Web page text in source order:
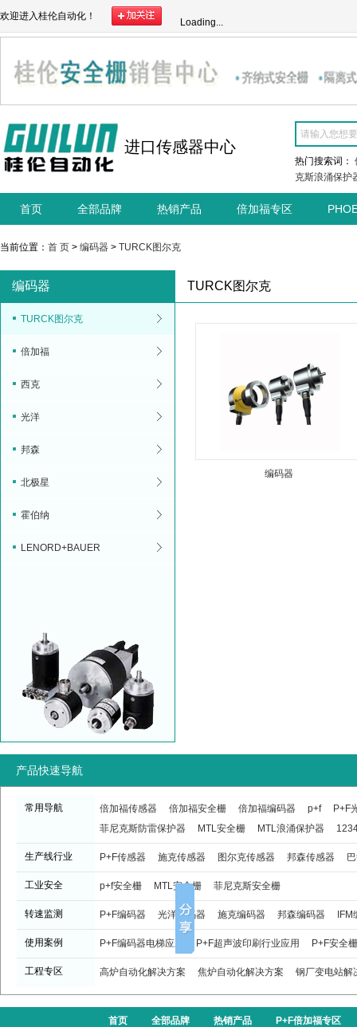
欢迎进入桂伦自动化！
Loading...
进口传感器中心
热门搜索词：
克斯浪涌保护
首页 全部品牌 热销产品 倍加福专区
当前位置： 首 页 > 编码器 > TURCK图尔克
编码器
TURCK图尔克
倍加福
西克
光洋
邦森
北极星
霍伯纳
LENORD+BAUER
TURCK图尔克
编码器
产品快速导航
常用导航 倍加福传感器 倍加福安全栅 倍加福编码器 p+f
P+F
菲尼克斯防雷保护器
MTL安全栅 MTL浪涌保护器
生产线行业 P+F传感器 施克传感器 图尔克传感器 邦森传感器
工业安全 p+f安全栅 MTL安全栅 菲尼克斯安全栅
转速监测 P+F编码器 光洋编码器 施克编码器 邦森编码器
使用案例 P+F编码器电梯应用 P+F超声波印刷行业应用 P+F安全
工程专区 高炉自动化解决方案 焦炉自动化解决方案 钢厂变电站解
首页 全部品牌 热销产品 P+F倍加福专区